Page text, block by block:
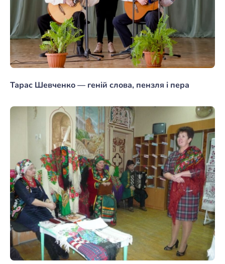
Тарас Шевченко — геній слова, пензля і пера